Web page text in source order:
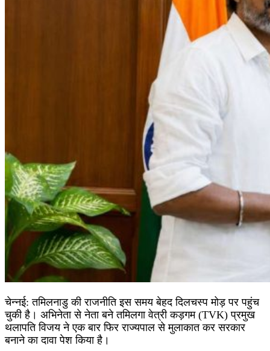
चेन्नई: तमिलनाडु की राजनीति इस समय बेहद दिलचस्प मोड़ पर पहुंच
चुकी है। अभिनेता से नेता बने तमिलगा वेत्री कड़गम (TVK) प्रमुख
थलापति विजय ने एक बार फिर राज्यपाल से मुलाकात कर सरकार
बनाने का दावा पेश किया है।